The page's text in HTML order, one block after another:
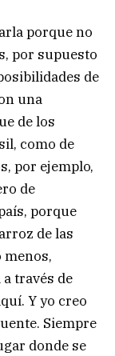
porque no
por supuesto
de
una
de los
como de
por ejemplo,
de
porque
de las
menos,
través de
Y yo creo
Siempre
donde se